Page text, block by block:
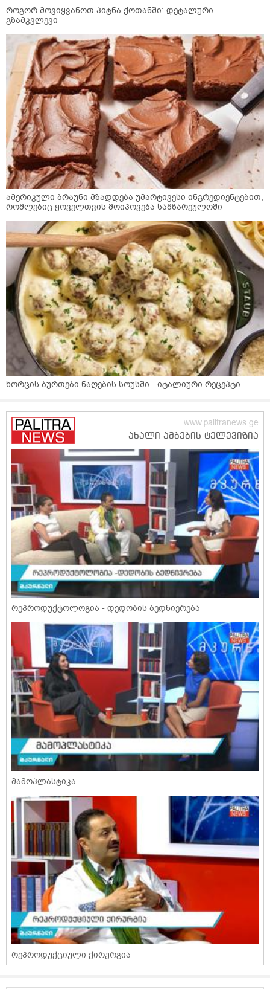
როგორ მოვიყვანოთ პიტნა ქოთანში: დეტალური
გზამკვლევი
ამერიკული ბრაუნი მზადდება უმარტივესი ინგრედიენტებით,
რომლებიც ყოველთვის მოიპოვება სამზარეულოში
ხორცის ბურთები ნაღების სოუსში - იტალიური რეცეპტი
რეპროდუქტოლოგია - დედობის ბედნიერება
მამოპლასტიკა
რეპროდუქციული ქირურგია